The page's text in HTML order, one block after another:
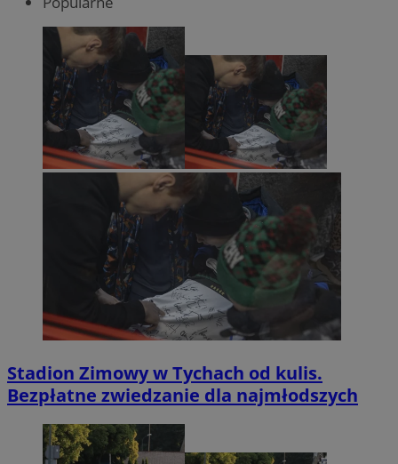
Stadion Zimowy w Tychach od kulis.
Bezpłatne zwiedzanie dla najmłodszych